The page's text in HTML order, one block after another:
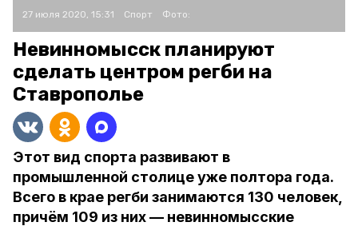
27 июля 2020, 15:31 Спорт Фото:
Невинномысск планируют
сделать центром регби на
Ставрополье
Этот вид спорта развивают в
промышленной столице уже полтора года.
Всего в крае регби занимаются 130 человек,
причём 109 из них — невинномысские